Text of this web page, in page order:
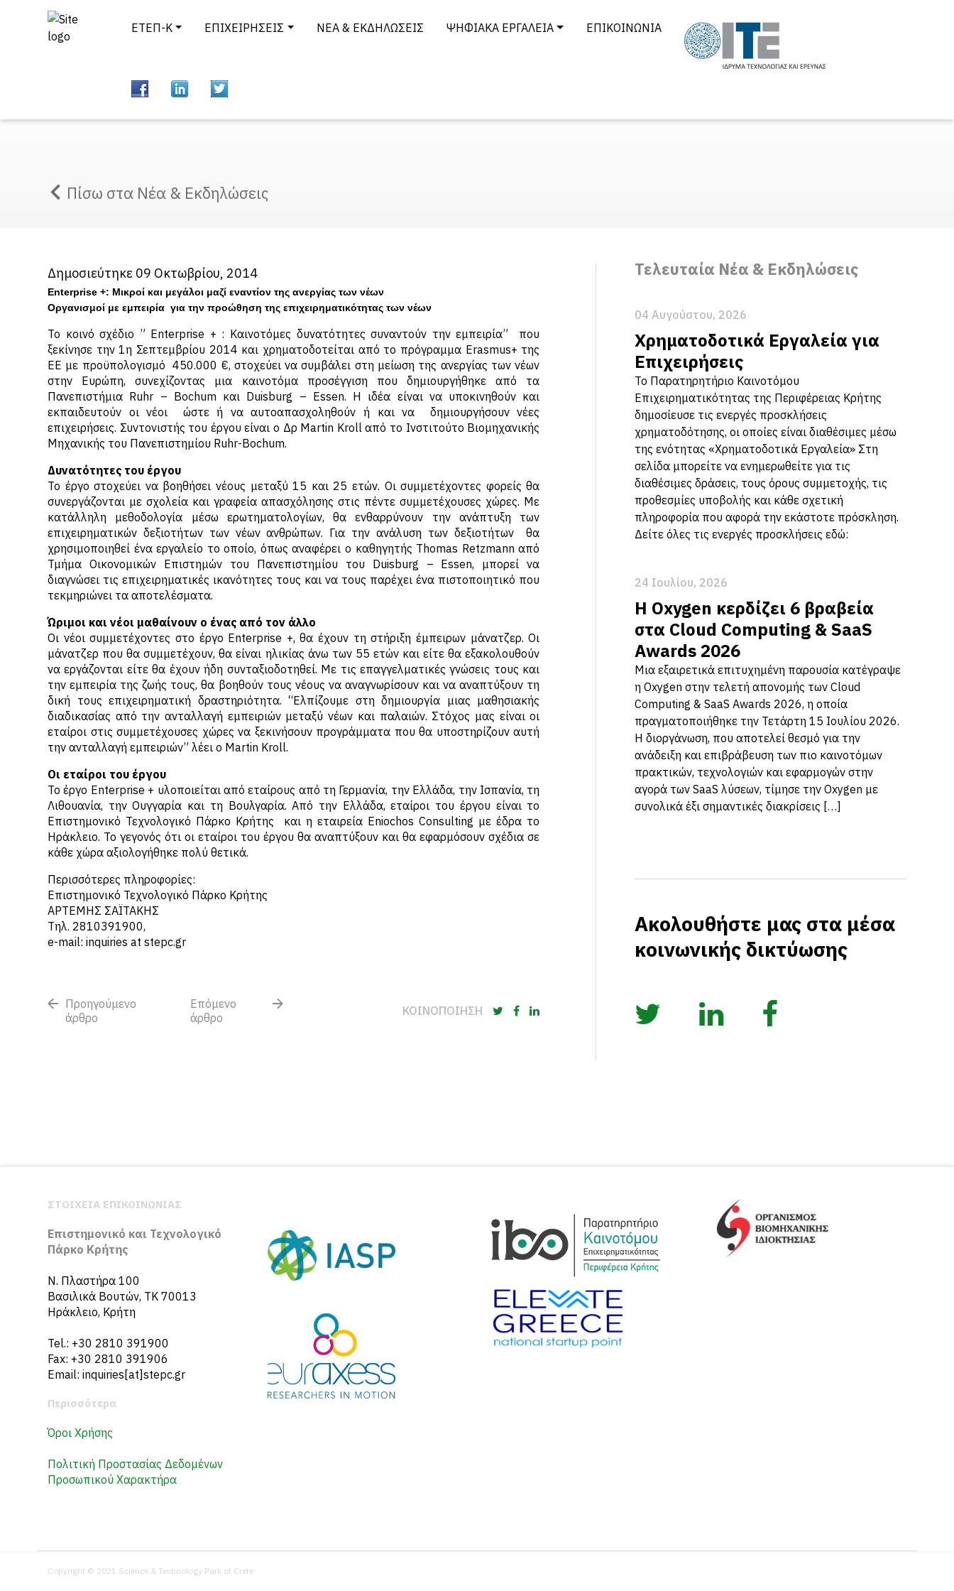
ΕΤΕΠ-Κ ΕΠΙΧΕΙΡΗΣΕΙΣ ΝΈΑ & ΕΚΔΗΛΏΣΕΙΣ ΨΗΦΙΑΚΆ ΕΡΓΑΛΕΊΑ ΕΠΙΚΟΙΝΩΝΊΑ
Πίσω στα Νέα & Εκδηλώσεις
Δημοσιεύτηκε 09 Οκτωβρίου, 2014
Enterprise +: Μικροί και μεγάλοι μαζί εναντίον της ανεργίας των νέων
Οργανισμοί με εμπειρία για την προώθηση της επιχειρηματικότητας των νέων
Το κοινό σχέδιο ” Enterprise + : Καινοτόμες δυνατότητες συναντούν την εμπειρία” που
ξεκίνησε την 1η Σεπτεμβρίου 2014 και χρηματοδοτείται από το πρόγραμμα Erasmus+ της
ΕΕ με προϋπολογισμό 450.000 €, στοχεύει να συμβάλει στη μείωση της ανεργίας των νέων
στην Ευρώπη, συνεχίζοντας μια καινοτόμα προσέγγιση που δημιουργήθηκε από τα
Πανεπιστήμια Ruhr – Bochum και Duisburg – Essen. Η ιδέα είναι να υποκινηθούν και
εκπαιδευτούν οι νέοι ώστε ή να αυτοαπασχοληθούν ή και να δημιουργήσουν νέες
επιχειρήσεις. Συντονιστής του έργου είναι ο Δρ Martin Kroll από το Ινστιτούτο Βιομηχανικής
Μηχανικής του Πανεπιστημίου Ruhr-Bochum.
Δυνατότητες του έργου
Το έργο στοχεύει να βοηθήσει νέους μεταξύ 15 και 25 ετών. Οι συμμετέχοντες φορείς θα
συνεργάζονται με σχολεία και γραφεία απασχόλησης στις πέντε συμμετέχουσες χώρες. Με
κατάλληλη μεθοδολογία μέσω ερωτηματολογίων, θα ενθαρρύνουν την ανάπτυξη των
επιχειρηματικών δεξιοτήτων των νέων ανθρώπων. Για την ανάλυση των δεξιοτήτων θα
χρησιμοποιηθεί ένα εργαλείο το οποίο, όπως αναφέρει ο καθηγητής Thomas Retzmann από
Τμήμα Οικονομικών Επιστημών του Πανεπιστημίου του Duisburg – Essen, μπορεί να
διαγνώσει τις επιχειρηματικές ικανότητες τους και να τους παρέχει ένα πιστοποιητικό που
τεκμηριώνει τα αποτελέσματα.
Ώριμοι και νέοι μαθαίνουν ο ένας από τον άλλο
Οι νέοι συμμετέχοντες στο έργο Enterprise +, θα έχουν τη στήριξη έμπειρων μάνατζερ. Οι
μάνατζερ που θα συμμετέχουν, θα είναι ηλικίας άνω των 55 ετών και είτε θα εξακολουθούν
να εργάζονται είτε θα έχουν ήδη συνταξιοδοτηθεί. Με τις επαγγελματικές γνώσεις τους και
την εμπειρία της ζωής τους, θα βοηθούν τους νέους να αναγνωρίσουν και να αναπτύξουν τη
δική τους επιχειρηματική δραστηριότητα. “Ελπίζουμε στη δημιουργία μιας μαθησιακής
διαδικασίας από την ανταλλαγή εμπειριών μεταξύ νέων και παλαιών. Στόχος μας είναι οι
εταίροι στις συμμετέχουσες χώρες να ξεκινήσουν προγράμματα που θα υποστηρίζουν αυτή
την ανταλλαγή εμπειριών” λέει ο Martin Kroll.
Οι εταίροι του έργου
Το έργο Enterprise + υλοποιείται από εταίρους από τη Γερμανία, την Ελλάδα, την Ισπανία, τη
Λιθουανία, την Ουγγαρία και τη Βουλγαρία. Από την Ελλάδα, εταίροι του έργου είναι το
Επιστημονικό Τεχνολογικό Πάρκο Κρήτης και η εταιρεία Eniochos Consulting με έδρα το
Ηράκλειο. Το γεγονός ότι οι εταίροι του έργου θα αναπτύξουν και θα εφαρμόσουν σχέδια σε
κάθε χώρα αξιολογήθηκε πολύ θετικά.
Περισσότερες πληροφορίες:
Επιστημονικό Τεχνολογικό Πάρκο Κρήτης
ΑΡΤΕΜΗΣ ΣΑΪΤΑΚΗΣ
Τηλ. 2810391900,
e-mail: inquiries at stepc.gr
Προηγούμενο
άρθρο
Επόμενο
άρθρο
ΚΟΙΝΟΠΟΙΗΣΗ
Τελευταία Νέα & Εκδηλώσεις
04 Αυγούστου, 2026
Χρηματοδοτικά Εργαλεία για
Επιχειρήσεις
Το Παρατηρητήριο Καινοτόμου
Επιχειρηματικότητας της Περιφέρειας Κρήτης
δημοσίευσε τις ενεργές προσκλήσεις
χρηματοδότησης, οι οποίες είναι διαθέσιμες μέσω
της ενότητας «Χρηματοδοτικά Εργαλεία» Στη
σελίδα μπορείτε να ενημερωθείτε για τις
διαθέσιμες δράσεις, τους όρους συμμετοχής, τις
προθεσμίες υποβολής και κάθε σχετική
πληροφορία που αφορά την εκάστοτε πρόσκληση.
Δείτε όλες τις ενεργές προσκλήσεις εδώ:
24 Ιουλίου, 2026
Η Oxygen κερδίζει 6 βραβεία
στα Cloud Computing & SaaS
Awards 2026
Μια εξαιρετικά επιτυχημένη παρουσία κατέγραψε
η Oxygen στην τελετή απονομής των Cloud
Computing & SaaS Awards 2026, η οποία
πραγματοποιήθηκε την Τετάρτη 15 Ιουλίου 2026.
Η διοργάνωση, που αποτελεί θεσμό για την
ανάδειξη και επιβράβευση των πιο καινοτόμων
πρακτικών, τεχνολογιών και εφαρμογών στην
αγορά των SaaS λύσεων, τίμησε την Oxygen με
συνολικά έξι σημαντικές διακρίσεις […]
Ακολουθήστε μας στα μέσα
κοινωνικής δικτύωσης
ΣΤΟΙΧΕΙΑ ΕΠΙΚΟΙΝΩΝΙΑΣ
Επιστημονικό και Τεχνολογικό
Πάρκο Κρήτης
N. Πλαστήρα 100
Βασιλικά Βουτών, ΤΚ 70013
Ηράκλειο, Κρήτη
Tel.: +30 2810 391900
Fax: +30 2810 391906
Email: inquiries[at]stepc.gr
Περισσότερα
Όροι Χρήσης
Πολιτική Προστασίας Δεδομένων
Προσωπικού Χαρακτήρα
Copyright © 2021 Science & Technology Park of Crete